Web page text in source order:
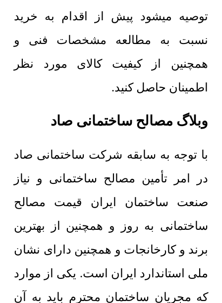
توصیه میشود پیش از اقدام به خرید
نسبت به مطالعه مشخصات فنی و
همچنین از کیفیت کالای مورد نظر
اطمینان حاصل کنید.
وبلاگ مصالح ساختمانی صاد
با توجه به سابقه شرکت ساختمانی صاد
در امر تأمین مصالح ساختمانی و نیاز
صنعت ساختمان ایران قیمت مصالح
ساختمانی به روز و همچنین از بهترین
برند و کارخانجات و همچنین دارای نشان
ملی استاندارد ایران است. یکی از موارد
که مجریان ساختمان محترم باید به آن